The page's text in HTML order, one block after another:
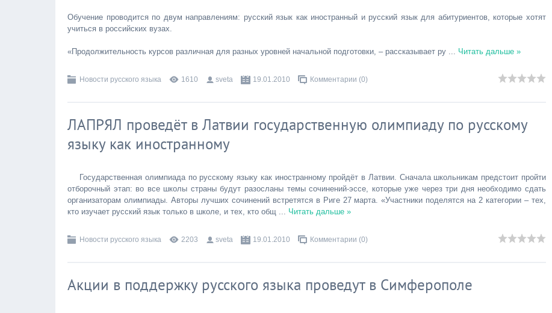
Обучение проводится по двум направлениям: русский язык как иностранный и русский язык для абитуриентов, которые хотят
учиться в российских вузах.
«Продолжительность курсов различная для разных уровней начальной подготовки, – рассказывает ру ... Читать дальше »
Новости русского языка 1610 sveta 19.01.2010 Комментарии (0)
ЛАПРЯЛ проведёт в Латвии государственную олимпиаду по русскому
языку как иностранному
Государственная олимпиада по русскому языку как иностранному пройдёт в Латвии. Сначала школьникам предстоит пройти
отборочный этап: во все школы страны будут разосланы темы сочинений-эссе, которые уже через три дня необходимо сдать
организаторам олимпиады. Авторы лучших сочинений встретятся в Риге 27 марта. «Участники поделятся на 2 категории – тех,
кто изучает русский язык только в школе, и тех, кто общ ... Читать дальше »
Новости русского языка 2203 sveta 19.01.2010 Комментарии (0)
Акции в поддержку русского языка проведут в Симферополе